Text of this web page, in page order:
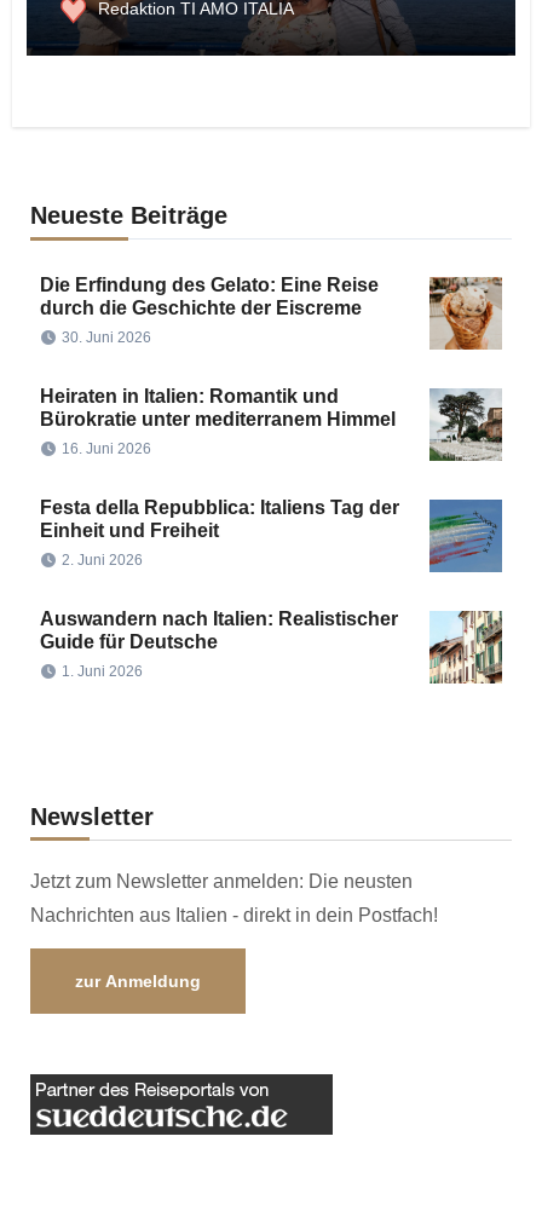
Redaktion TI AMO ITALIA
Neueste Beiträge
Die Erfindung des Gelato: Eine Reise
durch die Geschichte der Eiscreme
30. Juni 2026
Heiraten in Italien: Romantik und
Bürokratie unter mediterranem Himmel
16. Juni 2026
Festa della Repubblica: Italiens Tag der
Einheit und Freiheit
2. Juni 2026
Auswandern nach Italien: Realistischer
Guide für Deutsche
1. Juni 2026
Newsletter
Jetzt zum Newsletter anmelden: Die neusten
Nachrichten aus Italien - direkt in dein Postfach!
zur Anmeldung